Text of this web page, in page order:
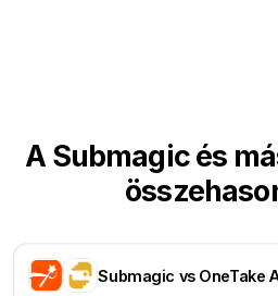
A Submagic és
Submagic vs OneTake